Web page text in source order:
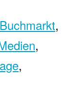
Buchmarkt,
,
,